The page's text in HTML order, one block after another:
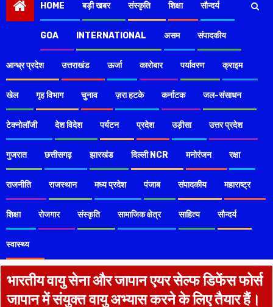
HOME बड़ी खबर संस्कृति शिक्षा सौन्दर्य
GOA INTERNATIONAL असम संपादकीय
आन्ध्र प्रदेश उत्तराखंड ऊर्जा कारोबार पर्यावरण क्राइम
खेल गृह विभाग चुनाव ज़रा हटके कर्नाटक जल-संसाधन
टेक्नोलॉजी देश विदेश पर्यटन प्रदेश उड़ीसा उत्तर प्रदेश
गुजरात छत्तीसगढ़ झारखंड दिल्ली NCR मनोरंजन रक्षा
राजनीति राजस्थान मध्य प्रदेश पंजाब संपादकीय महाराष्ट्र
शिक्षा रोजगार संस्कृति सामाजिक क्षेत्र साहित्य सौन्दर्य
स्वास्थ्य
भारतीय वायु सेना और जापान एयर सेल्फ डिफेंस फोर्स
जापान में संयुक्त वायु अभ्यास करने के लिए तैयार हैं।